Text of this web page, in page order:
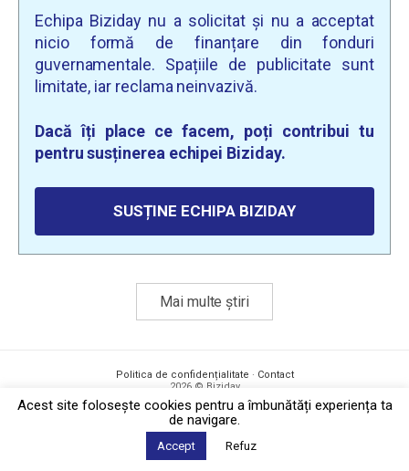
Echipa Biziday nu a solicitat și nu a acceptat
nicio formă de finanțare din fonduri
guvernamentale. Spațiile de publicitate sunt
limitate, iar reclama neinvazivă.
Dacă îți place ce facem, poți contribui tu
pentru susținerea echipei Biziday.
SUSȚINE ECHIPA BIZIDAY
Mai multe știri
Politica de confidențialitate · Contact
2026 © Biziday
Acest site foloseşte cookies pentru a îmbunătăți experiența ta
de navigare.
Accept Refuz